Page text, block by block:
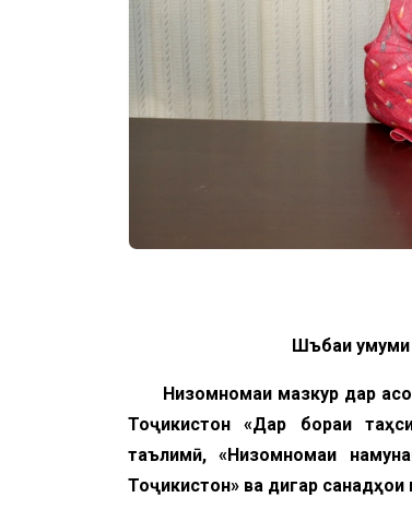
Шӯъбаи
Низомномаи мазкур дар
Тоҷикистон «Дар бораи
таълимӣ, «Низомномаи
Тоҷикистон» ва дигар